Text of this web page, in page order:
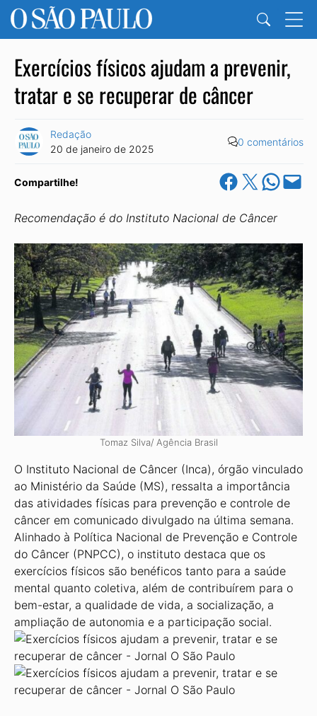
Exercícios físicos ajudam a prevenir,
tratar e se recuperar de câncer
Redação
20 de janeiro de 2025
0 comentários
Compartilhe! Share on Facebook
Share on X Share on
Email this
Recomendação é do Instituto Nacional de Câncer
Tomaz Silva/ Agência Brasil
O Instituto Nacional de Câncer (Inca), órgão vinculado
ao Ministério da Saúde (MS), ressalta a importância
das atividades físicas para prevenção e controle de
câncer em comunicado divulgado na última semana.
Alinhado à Política Nacional de Prevenção e Controle
do Câncer (PNPCC), o instituto destaca que os
exercícios físicos são benéficos tanto para a saúde
mental quanto coletiva, além de contribuírem para o
bem-estar, a qualidade de vida, a socialização, a
ampliação de autonomia e a participação social.